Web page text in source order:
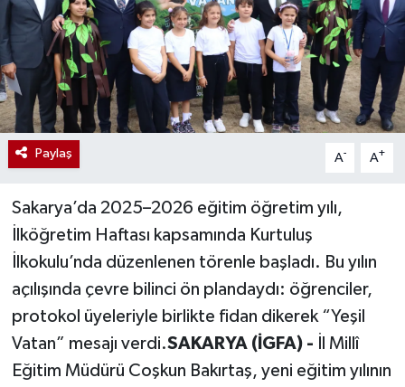
Paylaş A- A+
Sakarya’da 2025–2026 eğitim öğretim yılı,
İlköğretim Haftası kapsamında Kurtuluş
İlkokulu’nda düzenlenen törenle başladı. Bu yılın
açılışında çevre bilinci ön plandaydı: öğrenciler,
protokol üyeleriyle birlikte fidan dikerek “Yeşil
Vatan” mesajı verdi.SAKARYA (İGFA) -
İl Millî
Eğitim Müdürü Coşkun Bakırtaş, yeni eğitim yılının